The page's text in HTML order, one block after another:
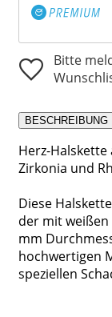
Bitte
BESCHREIBUNG
Herz-
Zirkonia und
Diese
der mit
mm
hochwertigen
speziellen